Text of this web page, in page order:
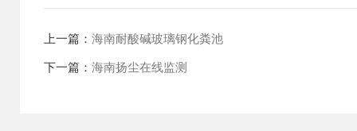
上一篇： 海南耐酸碱玻璃钢化粪池
下一篇： 海南扬尘在线监测